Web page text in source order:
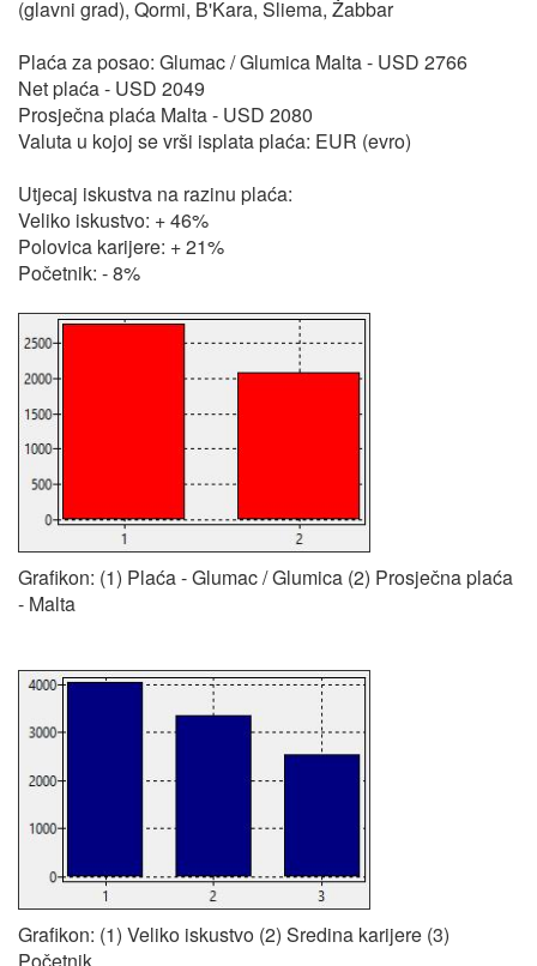
(glavni grad), Qormi, B'Kara, Sliema, Żabbar
Plaća za posao: Glumac / Glumica Malta - USD 2766
Net plaća - USD 2049
Prosječna plaća Malta - USD 2080
Valuta u kojoj se vrši isplata plaća: EUR (evro)
Utjecaj iskustva na razinu plaća:
Veliko iskustvo: + 46%
Polovica karijere: + 21%
Početnik: - 8%
Grafikon: (1) Plaća - Glumac / Glumica (2) Prosječna plaća
- Malta
Grafikon: (1) Veliko iskustvo (2) Sredina karijere (3)